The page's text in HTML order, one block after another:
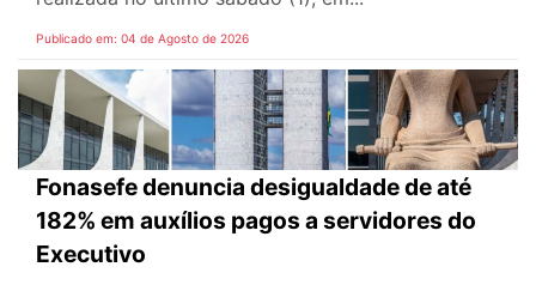
Publicado em: 04 de Agosto de 2026
Fonasefe denuncia desigualdade de até
182% em auxílios pagos a servidores do
Executivo